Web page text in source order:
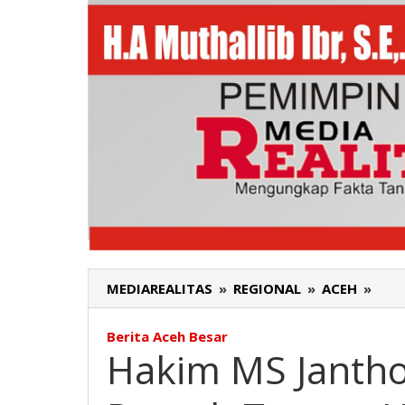
MEDIAREALITAS » REGIONAL » ACEH »
MS
Berita Aceh Besar
Hakim MS